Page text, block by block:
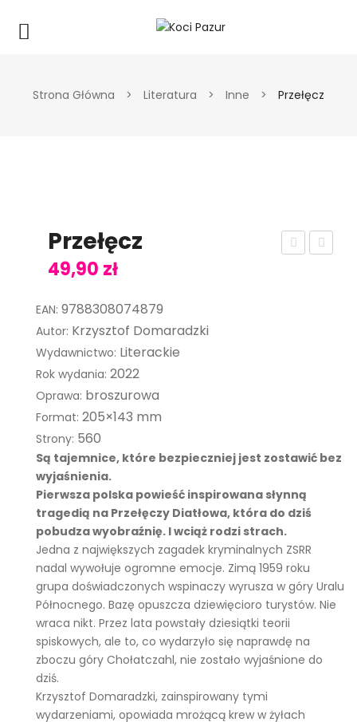
Strona Główna > Literatura > Inne > Przełęcz
pol
Lek
tur
y
Przełęcz
49,90 zł
EAN: 9788308074879
Autor: Krzysztof Domaradzki
Wydawnictwo: Literackie
Rok wydania: 2022
Oprawa: broszurowa
Format: 205×143 mm
Strony: 560
Są tajemnice, które bezpieczniej jest zostawić bez
wyjaśnienia.
Pierwsza polska powieść inspirowana słynną
tragedią na Przełęczy Diatłowa, która do dziś
pobudza wyobraźnię. I wciąż rodzi strach.
Jedna z największych zagadek kryminalnych ZSRR
nadal wywołuje ogromne emocje. Zimą 1959 roku
grupa doświadczonych wspinaczy wyrusza w góry Uralu
Północnego. Bazę opuszcza dziewięcioro turystów. Nie
wraca nikt. Przez lata powstały dziesiątki teorii
spiskowych, ale to, co wydarzyło się naprawdę na
zboczu góry Chołatczahl, nie zostało wyjaśnione do
dziś.
Krzysztof Domaradzki, zainspirowany tymi
wydarzeniami, opowiada mrożącą krew w żyłach